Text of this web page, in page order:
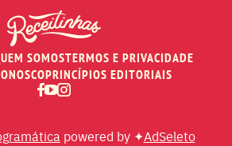
DE AIR FRYER
SOMOSTERMOS E PRIVACIDADE
PRINCÍPIOS EDITORIAIS
powered by ✦AdSeleto